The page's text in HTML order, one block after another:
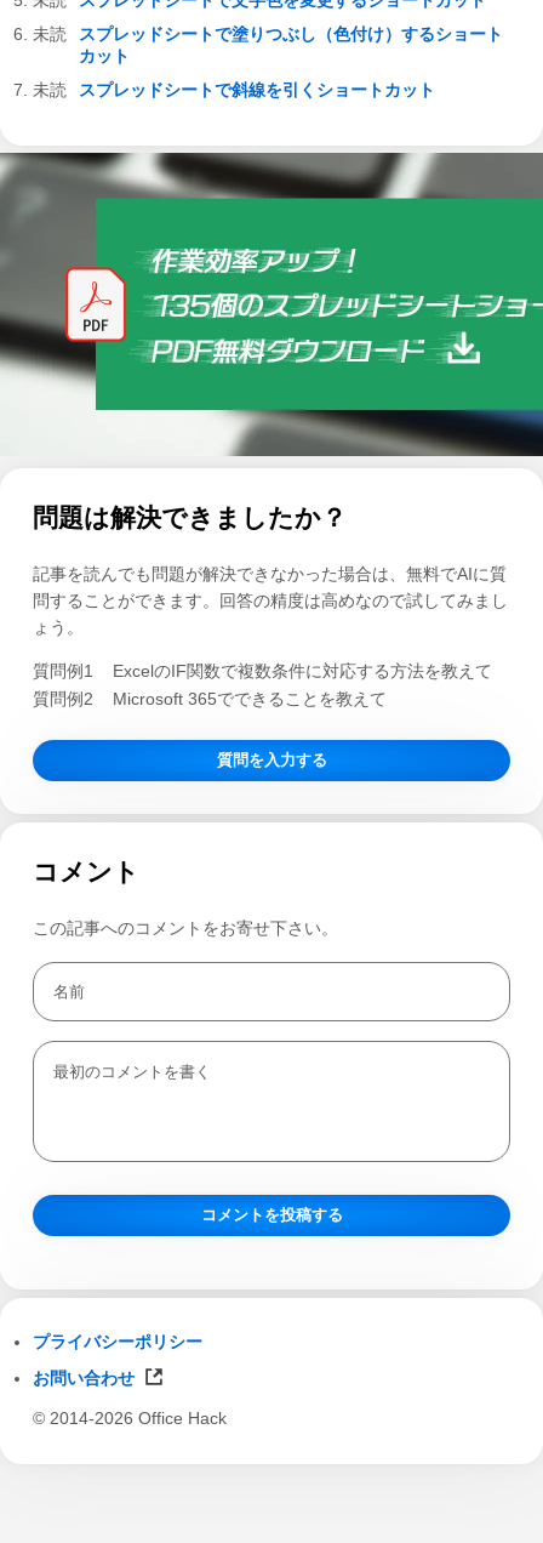
スプレッドシートで塗りつぶし（色付け）するショート
カット
スプレッドシートで斜線を引くショートカット
問題は解決できましたか？
記事を読んでも問題が解決できなかった場合は、無料でAIに質
問することができます。回答の精度は高めなので試してみまし
ょう。
質問例1
ExcelのIF関数で複数条件に対応する方法を教えて
質問例2
Microsoft 365でできることを教えて
質問を入力する
コメント
この記事へのコメントをお寄せ下さい。
プライバシーポリシー
お問い合わせ
© 2014-2026 Office Hack